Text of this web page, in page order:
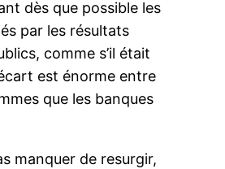
dès que possible les
par les résultats
comme s’il était
est énorme entre
que les banques
manquer de resurgir,